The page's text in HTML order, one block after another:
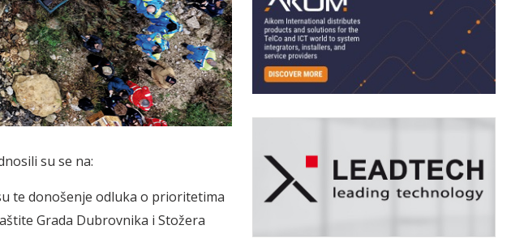
su se na:
te donošenje odluka o prioritetima
Grada Dubrovnika i Stožera